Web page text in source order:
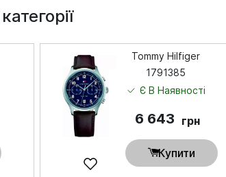
Tommy Hilfiger
1791385
Є В Наявності
6 643 грн
Купити